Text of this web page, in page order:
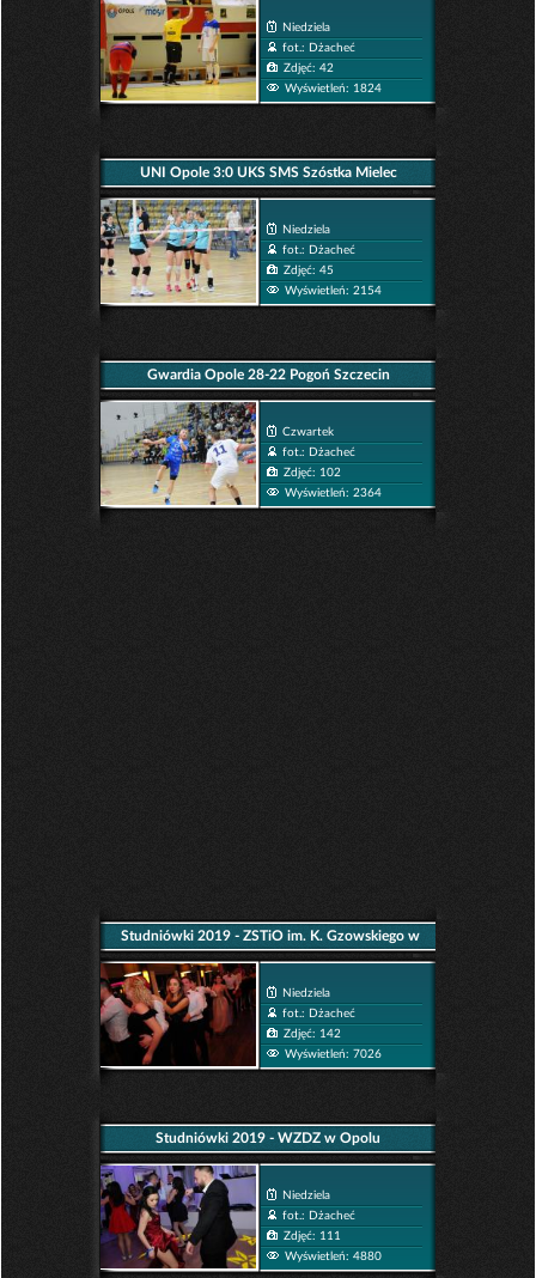
Niedziela
fot.: Dżacheć
Zdjęć: 42
Wyświetleń: 1824
UNI Opole 3:0 UKS SMS Szóstka Mielec
Niedziela
fot.: Dżacheć
Zdjęć: 45
Wyświetleń: 2154
Gwardia Opole 28-22 Pogoń Szczecin
Czwartek
fot.: Dżacheć
Zdjęć: 102
Wyświetleń: 2364
Studniówki 2019 - ZSTiO im. K. Gzowskiego w
Opolu
Niedziela
fot.: Dżacheć
Zdjęć: 142
Wyświetleń: 7026
Studniówki 2019 - WZDZ w Opolu
Niedziela
fot.: Dżacheć
Zdjęć: 111
Wyświetleń: 4880